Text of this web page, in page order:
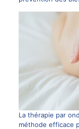
La thérapie par
méthode efficace